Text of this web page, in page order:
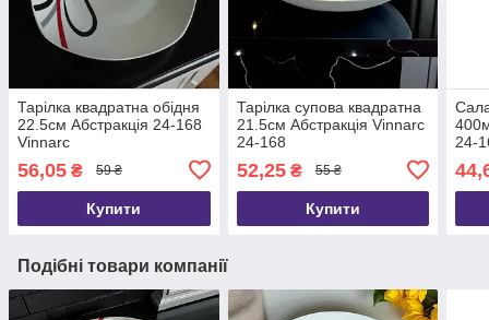
Тарілка квадратна обідня
22.5см Абстракція 24-168
Vinnarc
56,05 ₴ 59 ₴
Купити
Тарілка супова квадратна
21.5см Абстракція Vinnarc
24-168
52,25₴ 55 ₴
Купити
24-
Подібні товари компанії